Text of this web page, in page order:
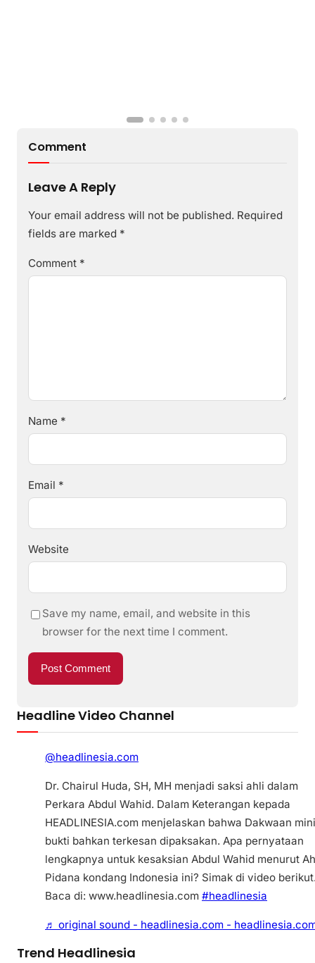
Comment
Leave A Reply
Your email address will not be published. Required
fields are marked *
Comment *
Name *
Email *
Website
Save my name, email, and website in this
browser for the next time I comment.
Headline Video Channel
@headlinesia.com
Dr. Chairul Huda, SH, MH menjadi saksi ahli dalam
Perkara Abdul Wahid. Dalam Keterangan kepada
HEADLINESIA.com menjelaskan bahwa Dakwaan
bukti bahkan terkesan dipaksakan. Apa pernyataan
lengkapnya untuk kesaksian Abdul Wahid menurut
Pidana kondang Indonesia ini? Simak di video
Baca di: www.headlinesia.com #headlinesia
♬ original sound - headlinesia.com -
Trend Headlinesia